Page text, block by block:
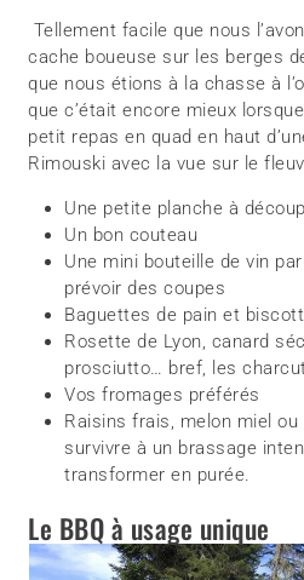
Tellement facile que nous
cache boueuse sur les berges
que nous étions à la chasse à
que c’était encore mieux
petit repas en quad en haut
Rimouski avec la vue sur le
Une petite planche à
Un bon couteau
Une mini bouteille de vin
prévoir des coupes
Baguettes de pain et
Rosette de Lyon, canard
prosciutto… bref, les
Vos fromages préférés
Raisins frais, melon miel
survivre à un brassage
transformer en purée.
Le BBQ à usage unique